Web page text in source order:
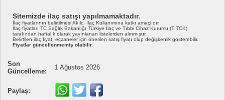
Sitemizde ilaç satışı yapılmamaktadır.
İlaç fiyatlarının belirtilmesi Akılcı İlaç Kullanımına katkı amaçlıdır.
İlaç fiyatları TC Sağlık Bakanlığı Türkiye İlaç ve Tıbbi Cihaz Kurumu (TİTCK)
tarafından haftalık olarak yayınlanan listelerden alınmıştır.
Belirtilen ilaç fiyatı eczaneler için önerilen satış fiyatı olup değişkenlik gösterebilir.
Fiyatlar güncellenmemiş olabilir.
Son
Güncelleme:
1 Ağustos 2026
Paylaş: